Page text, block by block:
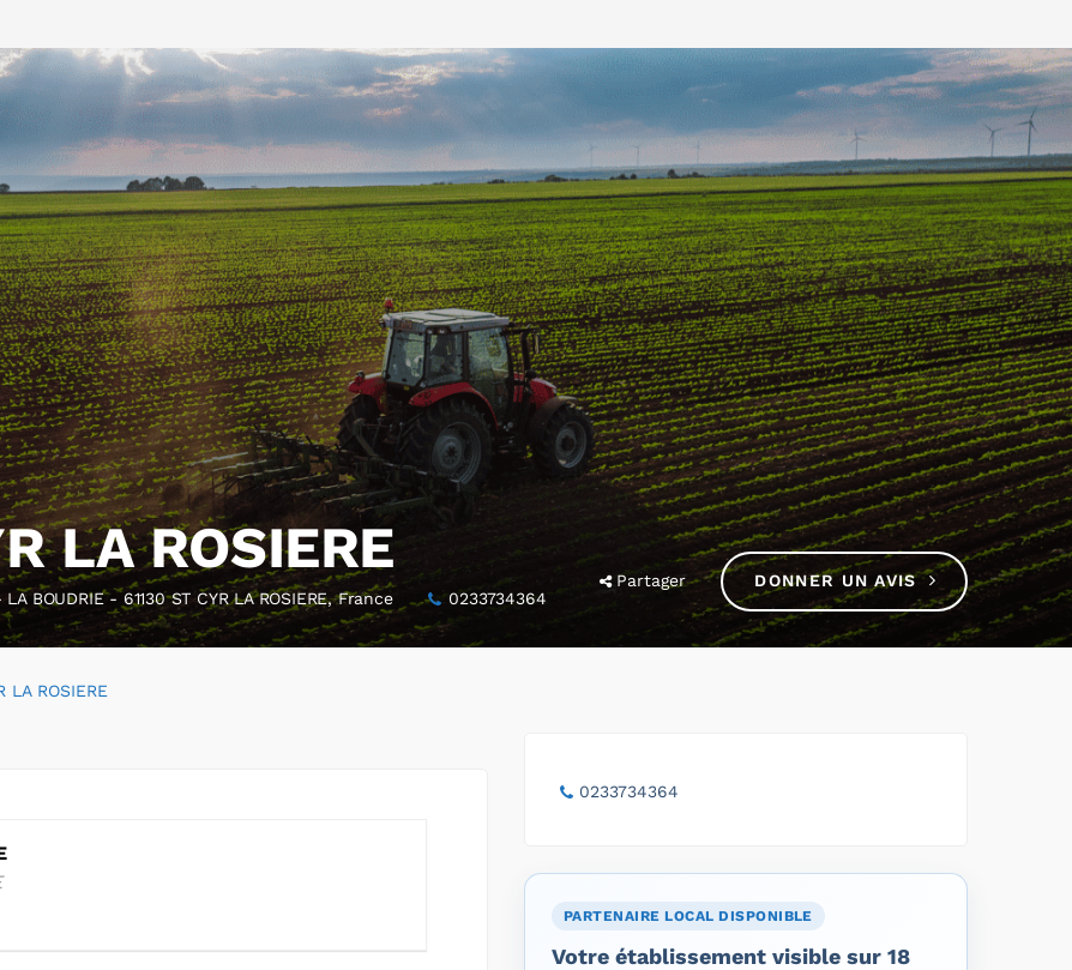
LA ROSIERE
BOUDRIE - 61130 ST CYR LA ROSIERE, France 0233734364
Partager DONNER UN AVIS
LA ROSIERE
0233734364
PARTENAIRE LOCAL DISPONIBLE
Votre établissement visible sur 18